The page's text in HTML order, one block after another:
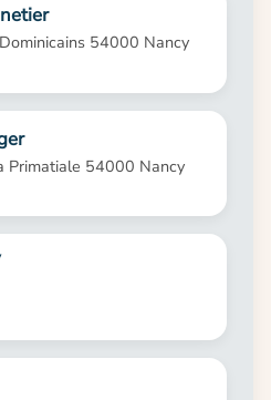
54000 Nancy
Primatiale 54000 Nancy